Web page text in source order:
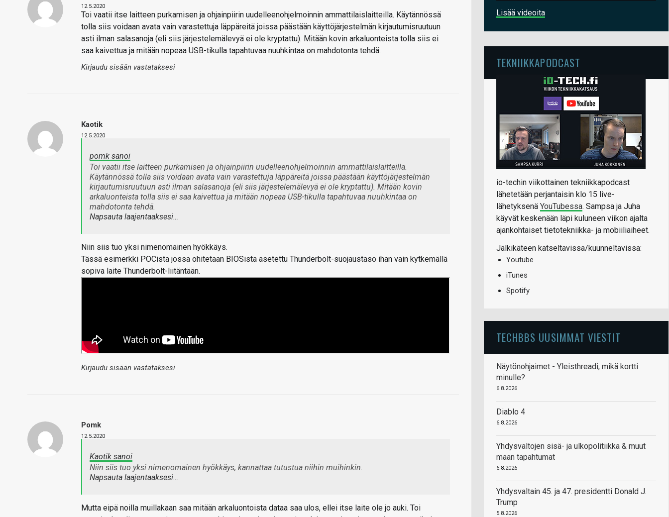
12.5.2020
Toi vaatii itse laitteen purkamisen ja ohjainpiirin uudelleenohjelmoinnin ammattilaislaitteilla. Käytännössä
tolla siis voidaan avata vain varastettuja läppäreitä joissa päästään käyttöjärjestelmän kirjautumisruutuun
asti ilman salasanoja (eli siis järjestelemälevyä ei ole kryptattu). Mitään kovin arkaluonteista tolla siis ei
saa kaivettua ja mitään nopeaa USB-tikulla tapahtuvaa nuuhkintaa on mahdotonta tehdä.
Kirjaudu sisään vastataksesi
Kaotik
12.5.2020
pomk sanoi
Toi vaatii itse laitteen purkamisen ja ohjainpiirin uudelleenohjelmoinnin ammattilaislaitteilla.
Käytännössä tolla siis voidaan avata vain varastettuja läppäreitä joissa päästään käyttöjärjestelmän
kirjautumisruutuun asti ilman salasanoja (eli siis järjestelemälevyä ei ole kryptattu). Mitään kovin
arkaluonteista tolla siis ei saa kaivettua ja mitään nopeaa USB-tikulla tapahtuvaa nuuhkintaa on
mahdotonta tehdä.
Napsauta laajentaaksesi…
Niin siis tuo yksi nimenomainen hyökkäys.
Tässä esimerkki POCista jossa ohitetaan BIOSista asetettu Thunderbolt-suojaustaso ihan vain kytkemällä
sopiva laite Thunderbolt-liitäntään.
Kirjaudu sisään vastataksesi
Pomk
12.5.2020
Kaotik sanoi
Niin siis tuo yksi nimenomainen hyökkäys, kannattaa tutustua niihin muihinkin.
Napsauta laajentaaksesi…
Mutta eipä noilla muillakaan saa mitään arkaluontoista dataa saa ulos, ellei itse laite ole jo auki. Toi
Lisää videoita
TEKNIIKKAPODCAST
io-techin viikottainen tekniikkapodcast
lähetetään perjantaisin klo 15 live-
lähetyksenä YouTubessa. Sampsa ja Juha
käyvät keskenään läpi kuluneen viikon ajalta
ajankohtaiset tietotekniikka- ja mobiiliaiheet.
Jälkikäteen katseltavissa/kuunneltavissa:
Youtube
iTunes
Spotify
TECHBBS UUSIMMAT VIESTIT
Näytönohjaimet - Yleisthreadi, mikä kortti
minulle?
6.8.2026
Diablo 4
6.8.2026
Yhdysvaltojen sisä- ja ulkopolitiikka & muut
maan tapahtumat
6.8.2026
Yhdysvaltain 45. ja 47. presidentti Donald J.
Trump
5.8.2026